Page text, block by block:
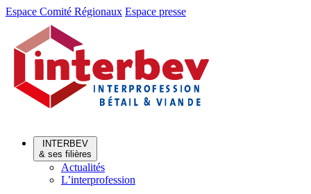
Aller
Aller
contenu
Espace Comité Régionaux Espace presse
INTERBEV
& ses filières
Actualités
L’interprofession